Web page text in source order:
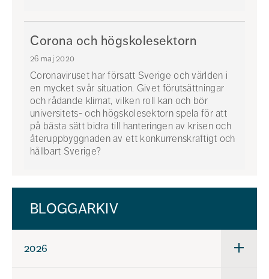
Corona och högskolesektorn
26 maj 2020
Coronaviruset har försatt Sverige och världen i
en mycket svår situation. Givet förutsättningar
och rådande klimat, vilken roll kan och bör
universitets- och högskolesektorn spela för att
på bästa sätt bidra till hanteringen av krisen och
återuppbyggnaden av ett konkurrenskraftigt och
hållbart Sverige?
BLOGGARKIV
2026